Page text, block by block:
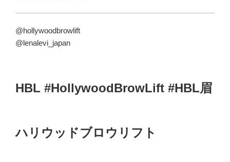
@hollywoodbrowlift
@lenalevi_japan
HBL #HollywoodBrowLift #HBL眉
ハリウッドブロウリフト